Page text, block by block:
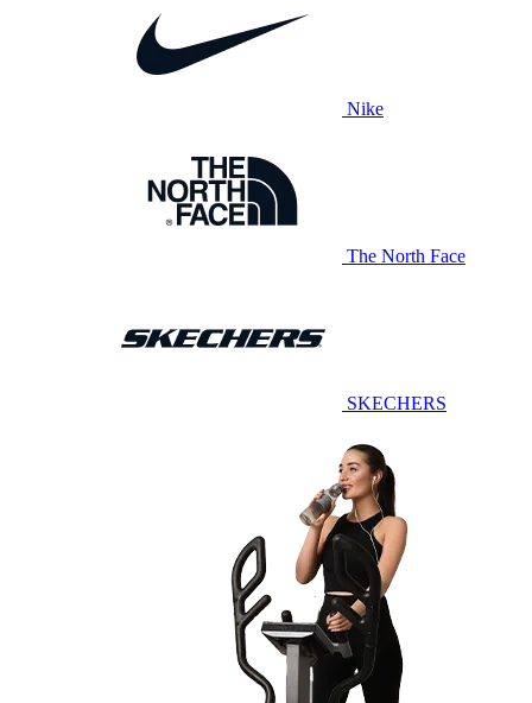
Nike
The North Face
SKECHERS